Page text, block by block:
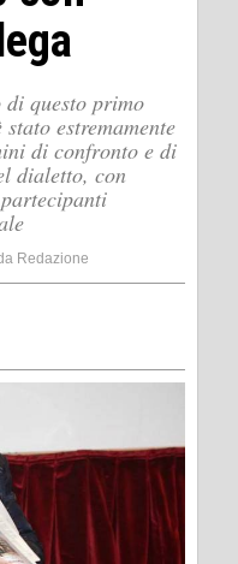
di questo primo
estremamente
di confronto e di
dialetto, con
Redazione